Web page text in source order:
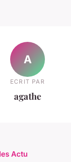
A
ECRIT PAR
agathe
Actu